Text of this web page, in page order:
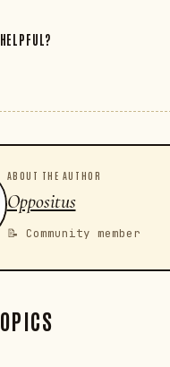
ABOUT THE AUTHOR
Oppositus
📝 Community member